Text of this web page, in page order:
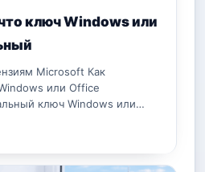
ключ Windows или
Microsoft Как
или Office
ключ Windows или…